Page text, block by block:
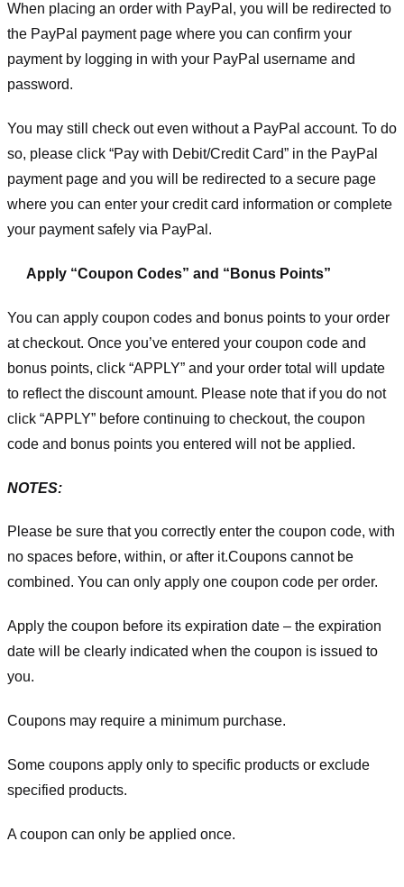
When placing an order with PayPal, you will be redirected to
the PayPal payment page where you can confirm your
payment by logging in with your PayPal username and
password.
You may still check out even without a PayPal account. To do
so, please click “Pay with Debit/Credit Card” in the PayPal
payment page and you will be redirected to a secure page
where you can enter your credit card information or complete
your payment safely via PayPal.
Apply “Coupon Codes” and “Bonus Points”
You can apply coupon codes and bonus points to your order
at checkout. Once you’ve entered your coupon code and
bonus points, click “APPLY” and your order total will update
to reflect the discount amount. Please note that if you do not
click “APPLY” before continuing to checkout, the coupon
code and bonus points you entered will not be applied.
NOTES:
Please be sure that you correctly enter the coupon code, with
no spaces before, within, or after it.Coupons cannot be
combined. You can only apply one coupon code per order.
Apply the coupon before its expiration date – the expiration
date will be clearly indicated when the coupon is issued to
you.
Coupons may require a minimum purchase.
Some coupons apply only to specific products or exclude
specified products.
A coupon can only be applied once.